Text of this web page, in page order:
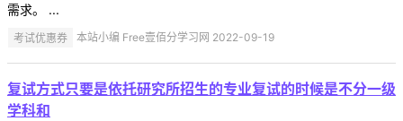
需求。 ...
考试优惠券 本站小编 Free壹佰分学习网 2022-09-19
复试方式只要是依托研究所招生的专业复试的时候是不分一级
学科和